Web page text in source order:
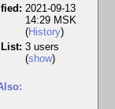
2021-09-13
14:29 MSK
(History)
3 users
(show)